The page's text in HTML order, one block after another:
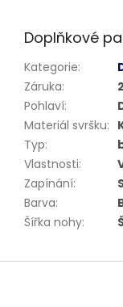
Doplňkové
Kategorie:
Záruka:
Pohlaví:
Materiál svršku:
Typ:
Vlastnosti:
Zapínání:
Barva:
Šířka nohy:
Z